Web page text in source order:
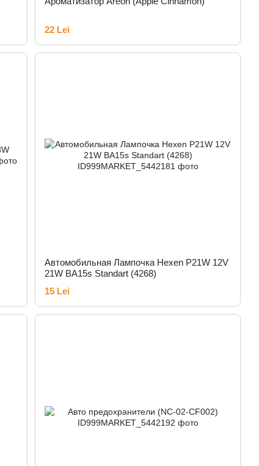
22 Lei
Автомобильная Лампочка Hexen P21W 12V
21W BA15s Standart (4268)
15 Lei